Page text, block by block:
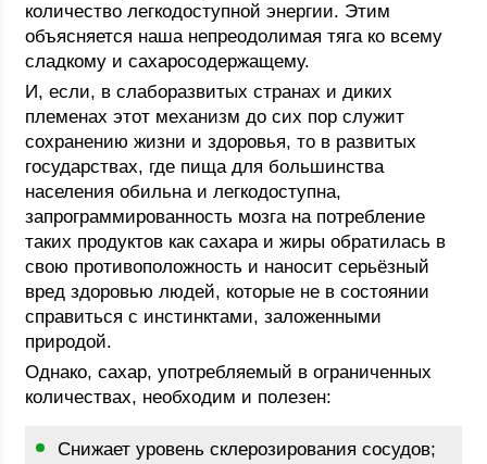
количество легкодоступной энергии. Этим
объясняется наша непреодолимая тяга ко всему
сладкому и сахаросодержащему.
И, если, в слаборазвитых странах и диких
племенах этот механизм до сих пор служит
сохранению жизни и здоровья, то в развитых
государствах, где пища для большинства
населения обильна и легкодоступна,
запрограммированность мозга на потребление
таких продуктов как сахара и жиры обратилась в
свою противоположность и наносит серьёзный
вред здоровью людей, которые не в состоянии
справиться с инстинктами, заложенными
природой.
Однако, сахар, употребляемый в ограниченных
количествах, необходим и полезен:
Снижает уровень склерозирования сосудов;